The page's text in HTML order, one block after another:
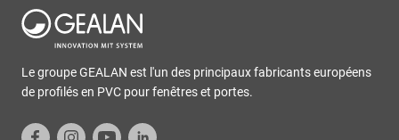
Le groupe GEALAN est l'un des principaux fabricants européens
de profilés en PVC pour fenêtres et portes.